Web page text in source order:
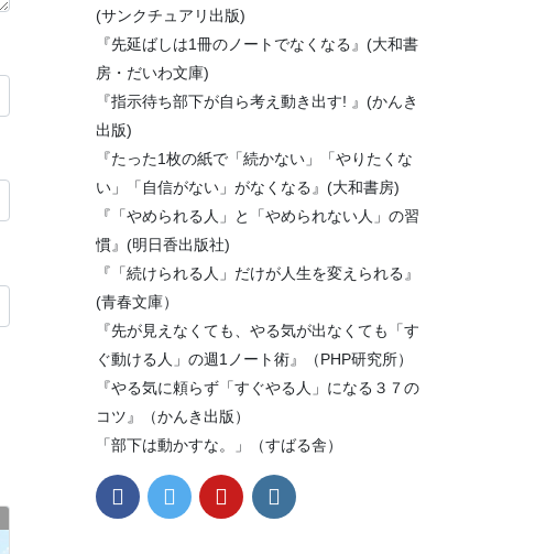
(サンクチュアリ出版)
『先延ばしは1冊のノートでなくなる』(大和書
房・だいわ文庫)
『指示待ち部下が自ら考え動き出す! 』(かんき
出版)
『たった1枚の紙で「続かない」「やりたくな
い」「自信がない」がなくなる』(大和書房)
『「やめられる人」と「やめられない人」の習
慣』(明日香出版社)
『「続けられる人」だけが人生を変えられる』
(青春文庫）
『先が見えなくても、やる気が出なくても「す
ぐ動ける人」の週1ノート術』（PHP研究所）
『やる気に頼らず「すぐやる人」になる３７の
コツ』（かんき出版）
「部下は動かすな。」（すばる舎）